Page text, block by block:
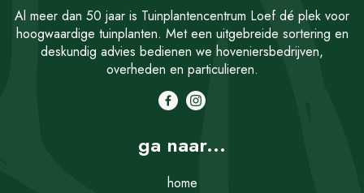
Al meer dan 50 jaar is Tuinplantencentrum Loef dé plek voor
hoogwaardige tuinplanten. Met een uitgebreide sortering en
deskundig advies bedienen we hoveniersbedrijven,
overheden en particulieren.
ga naar...
home